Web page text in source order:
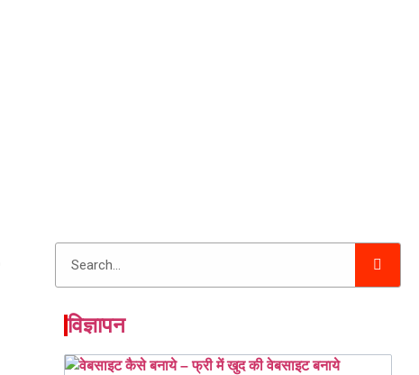
विज्ञापन